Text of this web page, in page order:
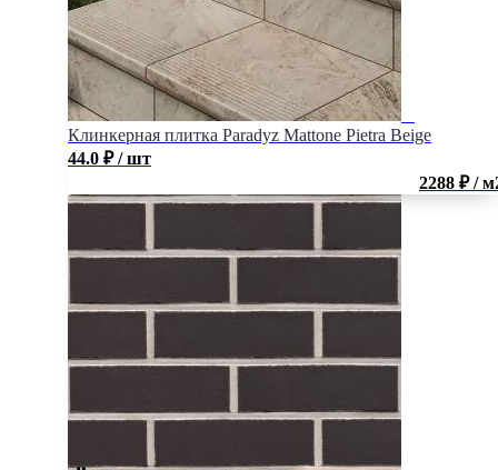
Клинкерная плитка Paradyz Mattone Pietra Beige
44.0 ₽ / шт
2288 ₽ /